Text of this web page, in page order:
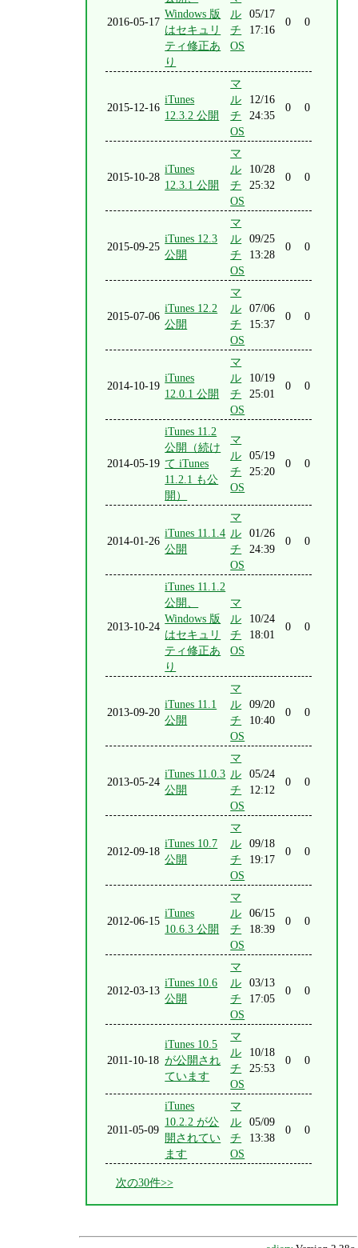
2016-05-17
Windows 版
はセキュリ
ティ修正あ
り
ル
チ
OS
05/17
17:16
0 0
2015-12-16
iTunes
12.3.2 公開
マ
ル
チ
OS
12/16
24:35
0 0
2015-10-28
iTunes
12.3.1 公開
マ
ル
チ
OS
10/28
25:32
0 0
2015-09-25
iTunes 12.3
公開
マ
ル
チ
OS
09/25
13:28
0 0
2015-07-06
iTunes 12.2
公開
マ
ル
チ
OS
07/06
15:37
0 0
2014-10-19
iTunes
12.0.1 公開
マ
ル
チ
OS
10/19
25:01
0 0
2014-05-19
iTunes 11.2
公開（続け
て iTunes
11.2.1 も公
開）
マ
ル
チ
OS
05/19
25:20
0 0
2014-01-26
iTunes 11.1.4
公開
マ
ル
チ
OS
01/26
24:39
0 0
2013-10-24
iTunes 11.1.2
公開、
Windows 版
はセキュリ
ティ修正あ
り
マ
ル
チ
OS
10/24
18:01
0 0
2013-09-20
iTunes 11.1
公開
マ
ル
チ
OS
09/20
10:40
0 0
2013-05-24
iTunes 11.0.3
公開
マ
ル
チ
OS
05/24
12:12
0 0
2012-09-18
iTunes 10.7
公開
マ
ル
チ
OS
09/18
19:17
0 0
2012-06-15
iTunes
10.6.3 公開
マ
ル
チ
OS
06/15
18:39
0 0
2012-03-13
iTunes 10.6
公開
マ
ル
チ
OS
03/13
17:05
0 0
2011-10-18
iTunes 10.5
が公開され
ています
マ
ル
チ
OS
10/18
25:53
0 0
2011-05-09
iTunes
10.2.2 が公
開されてい
ます
マ
ル
チ
OS
05/09
13:38
0 0
次の30件>>